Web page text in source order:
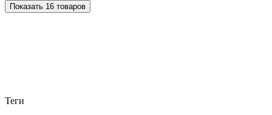
Показать 16 товаров
Теги